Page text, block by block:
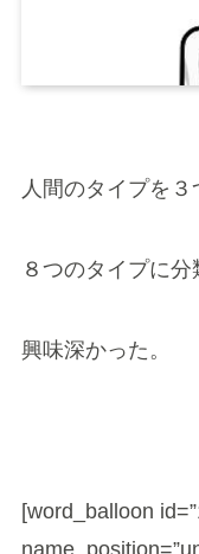
人間のタイプを３
８つのタイプに
興味深かった。
[word_balloon